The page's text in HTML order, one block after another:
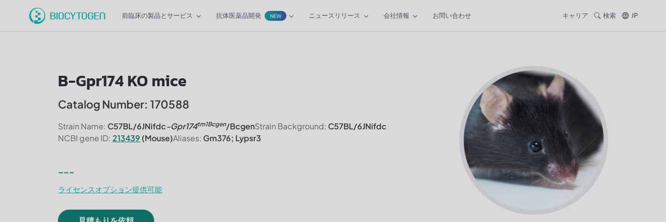
前臨床の製品とサービス 抗体医薬品開発 NEW ニュースリリース 会社情報 お問い合わせ キャリア 検索 JP
B-Gpr174 KO mice
Catalog Number: 170588
Strain Name: C57BL/6JNifdc-Gpr174tm1Bcgen/BcgenStrain Background: C57BL/6JNifdc
NCBI gene ID: 213439 (Mouse)Aliases: Gm376; Lypsr3
---
ライセンスオプション提供可能